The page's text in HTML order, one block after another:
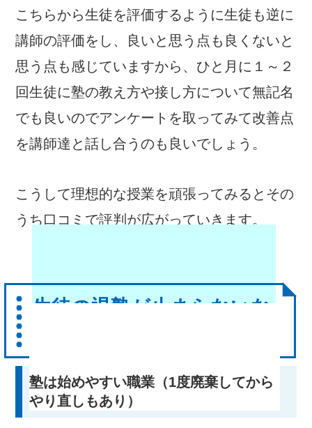
こちらから生徒を評価するように生徒も逆に
講師の評価をし、良いと思う点も良くないと
思う点も感じていますから、ひと月に１～２
回生徒に塾の教え方や接し方について無記名
でも良いのでアンケートを取ってみて改善点
を講師達と話し合うのも良いでしょう。
こうして理想的な授業を頑張ってみるとその
うち口コミで評判が広がっていきます。
生徒の退塾が止まらないな
塾は始めやすい職業（1度廃棄してから
やり直しもあり）